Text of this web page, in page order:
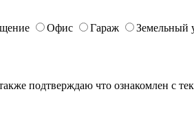
Офис Гараж Земельный
подтверждаю что ознакомлен с